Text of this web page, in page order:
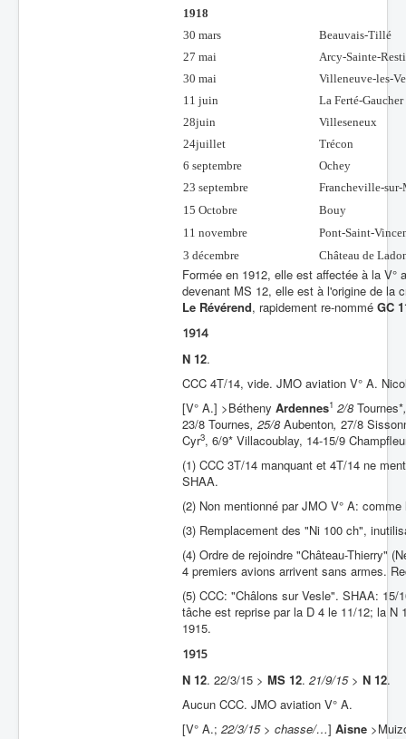
1918
30 mars
Beauvais-Tillé
27 mai
Arcy-Sainte-
30 mai
Villeneuve-les-
11 juin
La Ferté-Gaucher
28juin
Villeseneux
24juillet
Trécon
6 septembre
Ochey
23 septembre
Francheville-sur-
15 Octobre
Bouy
11 novembre
Pont-Saint-
3 décembre
Château de
Formée en 1912, elle est affectée à la
devenant MS 12, elle est à l'origine de la
Le Révérend, rapidement re-nommé GC
1914
N 12.
CCC 4T/14, vide. JMO aviation V° A.
[V° A.] >Bétheny Ardennes1 2/8 Tournes*
23/8 Tournes, 25/8 Aubenton, 27/8
Cyr3, 6/9* Villacoublay, 14-15/9
(1) CCC 3T/14 manquant et 4T/14 ne
SHAA.
(2) Non mentionné par JMO V° A:
(3) Remplacement des "Ni 100 ch",
(4) Ordre de rejoindre "Château-Thierry"
4 premiers avions arrivent sans armes.
(5) CCC: "Châlons sur Vesle". SHAA:
tâche est reprise par la D 4 le 11/12; la N
1915.
1915
N 12. 22/3/15 > MS 12. 21/9/15> N 12.
Aucun CCC. JMO aviation V° A.
[V° A.; 22/3/15 > chasse/…] Aisne >